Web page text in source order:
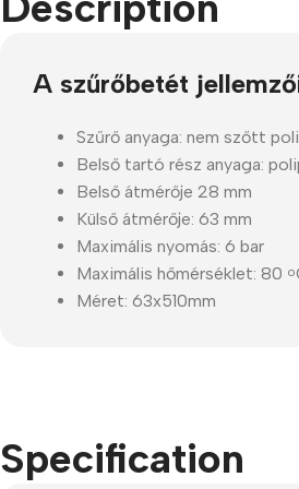
A szűrőbetét
Szűrő anyaga: nem szőtt
Belső tartó rész anyaga:
Belső átmérője 28 mm
Külső átmérője: 63 mm
Maximális nyomás: 6 bar
Maximális hőmérséklet: 80 o
Méret: 63x510mm
Specification